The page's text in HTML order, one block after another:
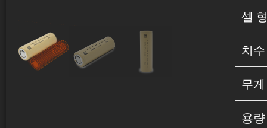
셀
치수
무게
용량